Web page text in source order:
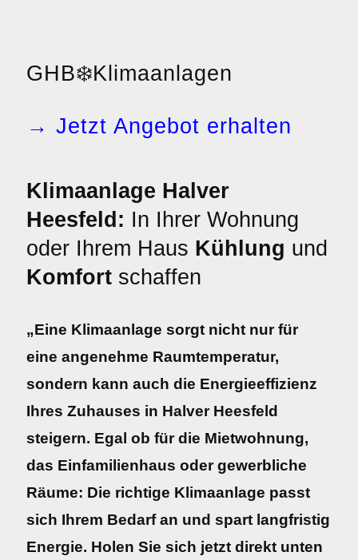
GHB❄️Klimaanlagen
→ Jetzt Angebot erhalten
Klimaanlage Halver
Heesfeld: In Ihrer Wohnung
oder Ihrem Haus Kühlung und
Komfort schaffen
„Eine Klimaanlage sorgt nicht nur für
eine angenehme Raumtemperatur,
sondern kann auch die Energieeffizienz
Ihres Zuhauses in Halver Heesfeld
steigern. Egal ob für die Mietwohnung,
das Einfamilienhaus oder gewerbliche
Räume: Die richtige Klimaanlage passt
sich Ihrem Bedarf an und spart langfristig
Energie. Holen Sie sich jetzt direkt unten